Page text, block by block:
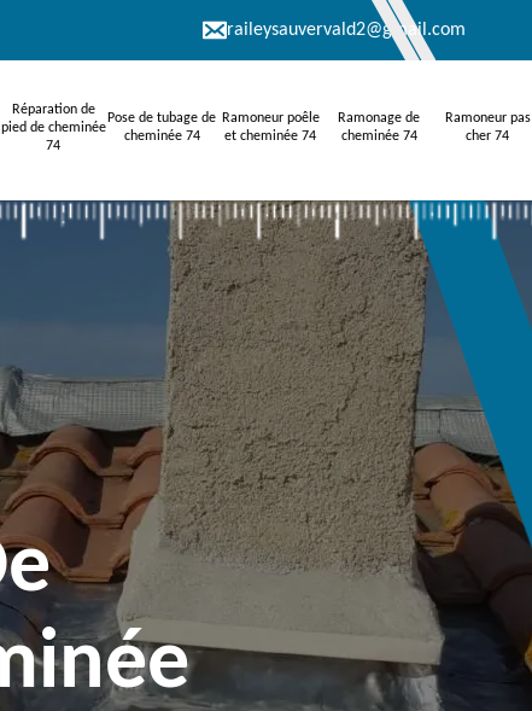
raileysauvervald2@gmail.com
Réparation de
pied de cheminée
74
Pose de tubage de
cheminée 74
Ramoneur poêle
et cheminée 74
Ramonage de
cheminée 74
Ramoneur pas
cher 74